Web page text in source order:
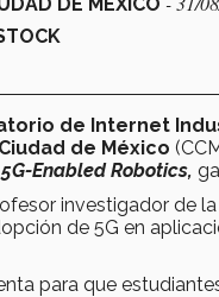
de Internet
de México
5G-Enabled Robotics,
investigador de
de 5G en
para que